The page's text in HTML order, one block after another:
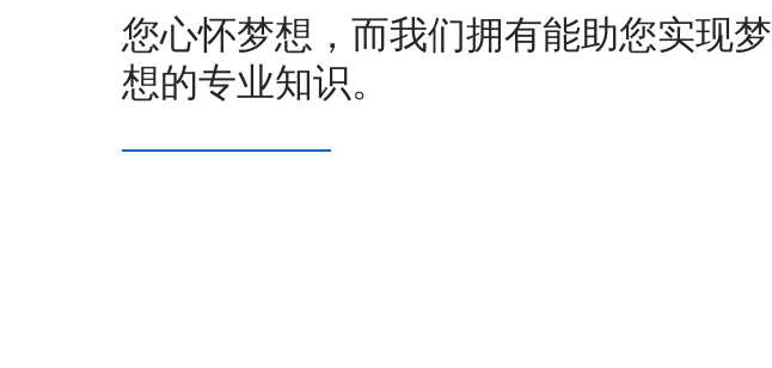
您心怀梦想，而我们拥有能助您实现梦
想的专业知识。